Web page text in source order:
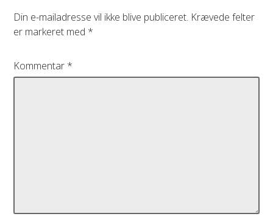
Din e-mailadresse vil ikke blive publiceret. Krævede felter
er markeret med *
Kommentar *